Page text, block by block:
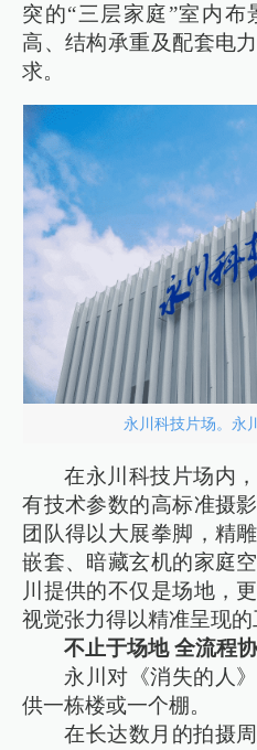
突的“三层家庭”室内
高、结构承重及配套电
求。
永川科技片场。永
在永川科技片场内
有技术参数的高标准摄
团队得以大展拳脚，精
嵌套、暗藏玄机的家庭
川提供的不仅是场地，
视觉张力得以精准呈现的
不止于场地 全流程
永川对《消失的人
供一栋楼或一个棚。
在长达数月的拍摄